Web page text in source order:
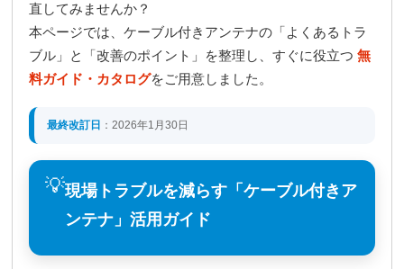
直してみませんか？
本ページでは、ケーブル付きアンテナの「よくあるトラ
ブル」と「改善のポイント」を整理し、すぐに役立つ無
料ガイド・カタログをご用意しました。
最終改訂日 ：2026年1月30日
💡現場トラブルを減らす「ケーブル付きア
ンテナ」活用ガイド